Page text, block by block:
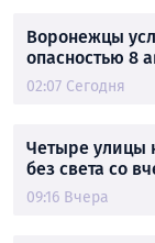
Воронежцы
опасностью 8
02:07 Сегодня
Четыре улицы
без света со
09:16 Вчера